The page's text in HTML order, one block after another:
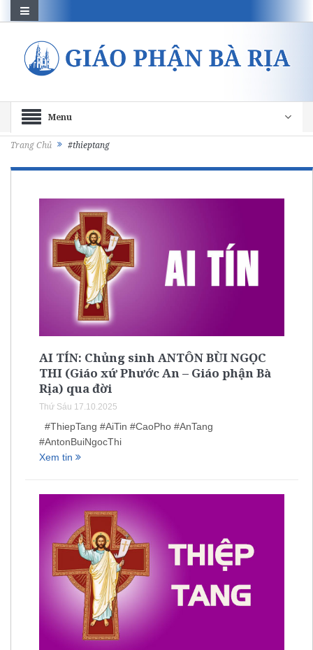
Menu
Trang Chủ #thieptang
AI TÍN: Chủng sinh ANTÔN BÙI NGỌC
THI (Giáo xứ Phước An – Giáo phận Bà
Rịa) qua đời
Thứ Sáu 17.10.2025
#ThiepTang #AiTin #CaoPho #AnTang
#AntonBuiNgocThi
Xem tin